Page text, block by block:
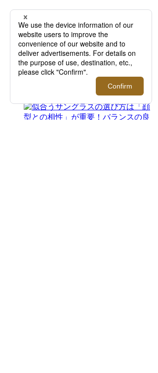
【カバンの中身】メンズ館おしゃれ男性スタ
ッフがバッグに入れている必須アイテム｜三